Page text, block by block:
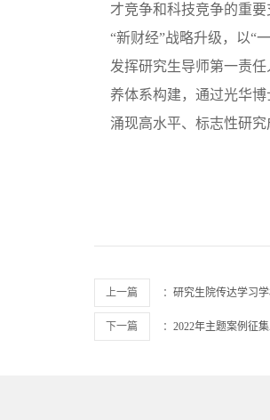
才竞争和科技竞争的重
“新财经”战略升级，以“
发挥研究生导师第一责
养体系构建，通过光华
涌现高水平、标志性研
上一篇 ： 研究生院传达学习
下一篇 ： 2022年主题案例征